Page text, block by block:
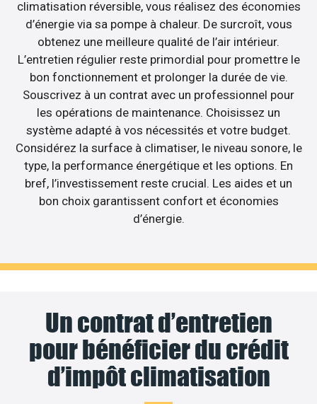
climatisation réversible, vous réalisez des économies
d’énergie via sa pompe à chaleur. De surcroît, vous
obtenez une meilleure qualité de l’air intérieur.
L’entretien régulier reste primordial pour promettre le
bon fonctionnement et prolonger la durée de vie.
Souscrivez à un contrat avec un professionnel pour
les opérations de maintenance. Choisissez un
système adapté à vos nécessités et votre budget.
Considérez la surface à climatiser, le niveau sonore, le
type, la performance énergétique et les options. En
bref, l’investissement reste crucial. Les aides et un
bon choix garantissent confort et économies
d’énergie.
Un contrat d’entretien
pour bénéficier du crédit
d’impôt climatisation